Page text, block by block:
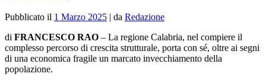
Pubblicato il 1 Marzo 2025 | da Redazione
di FRANCESCO RAO – La regione Calabria, nel compiere il
complesso percorso di crescita strutturale, porta con sé, oltre ai segni
di una economica fragile un marcato invecchiamento della
popolazione.